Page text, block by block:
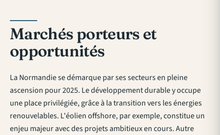
Marchés porteurs et
opportunités
La Normandie se démarque par ses secteurs en pleine
ascension pour 2025. Le développement durable y occupe
une place privilégiée, grâce à la transition vers les énergies
renouvelables. L'éolien offshore, par exemple, constitue un
enjeu majeur avec des projets ambitieux en cours. Autre